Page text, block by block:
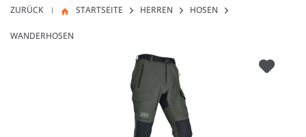
ZURÜCK | STARTSEITE HERREN HOSEN
WANDERHOSEN